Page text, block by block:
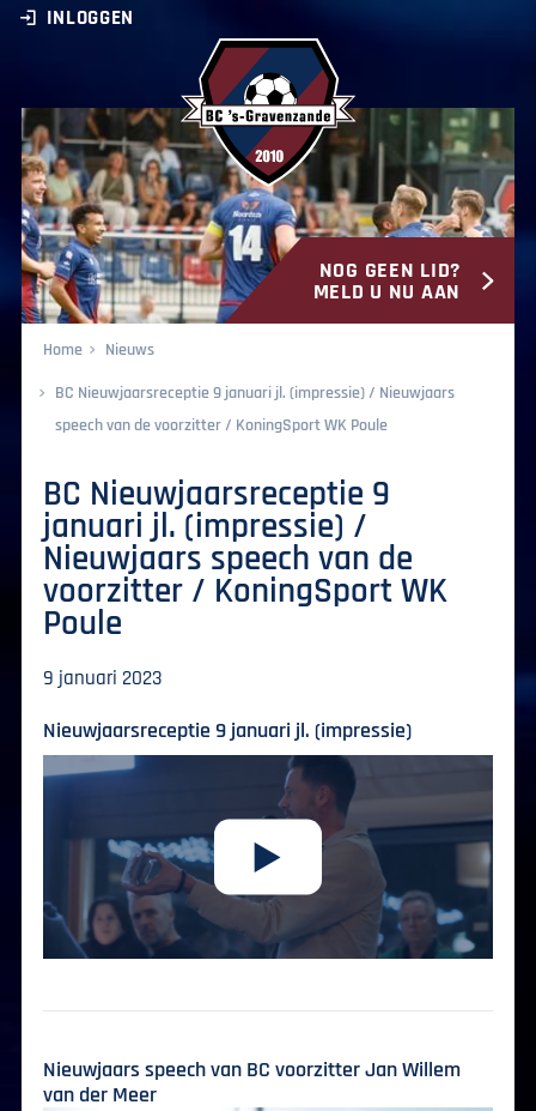
BC ‘s-Gravenzande
INLOGGEN
NOG GEEN LID?
MELD U NU AAN
Home
Nieuws
BC Nieuwjaarsreceptie 9 januari jl. (impressie) / Nieuwjaars
speech van de voorzitter / KoningSport WK Poule
BC Nieuwjaarsreceptie 9
januari jl. (impressie) /
Nieuwjaars speech van de
voorzitter / KoningSport WK
Poule
9 januari 2023
Nieuwjaarsreceptie 9 januari jl. (impressie)
Nieuwjaars speech van BC voorzitter Jan Willem
van der Meer